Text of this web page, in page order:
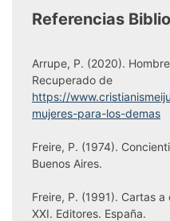
Referencias
Arrupe, P. (2020).
Recuperado de
https://
mujeres-para-los-demas
Freire, P. (1974).
Buenos Aires.
Freire, P. (1991). Cartas
XXI. Editores. España.